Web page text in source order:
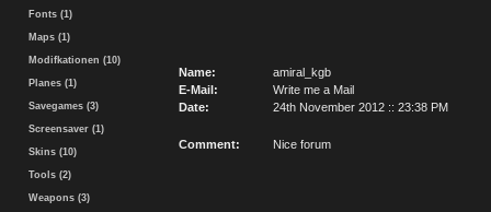
Fonts (1)
Maps (1)
Modifkationen (10)
Planes (1)
Savegames (3)
Screensaver (1)
Skins (10)
Tools (2)
Weapons (3)
Name:
amiral_kgb
E-Mail:
Write me a Mail
Date:
24th November 2012 :: 23:38 PM
Comment: Nice forum